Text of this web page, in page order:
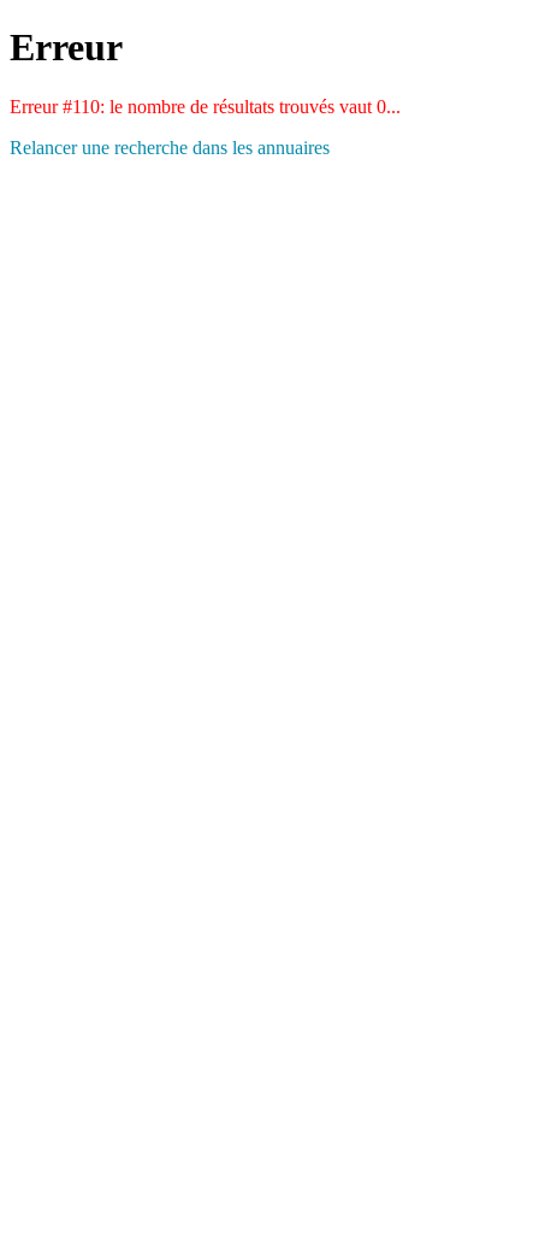
Erreur
Erreur #110: le nombre de résultats trouvés vaut 0...
Relancer une recherche dans les annuaires